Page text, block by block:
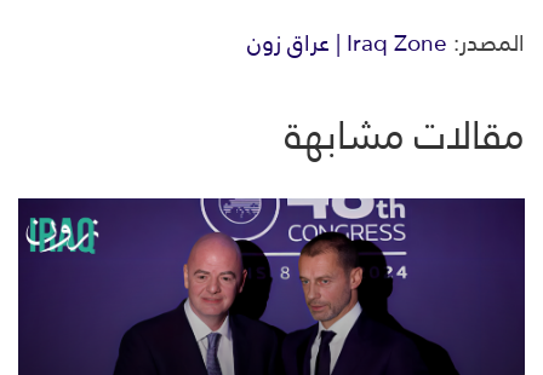
المصدر:Iraq Zone | عراق زون
مقالات مشابهة